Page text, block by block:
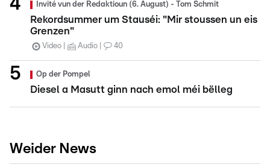
Invité vun der Redaktioun (6. August) - Tom Schmit
Rekordsummer um Stauséi: "Mir stoussen un eis
Grenzen"
Video Audio 40
Op der Pompel
Diesel a Masutt ginn nach emol méi bëlleg
Weider News